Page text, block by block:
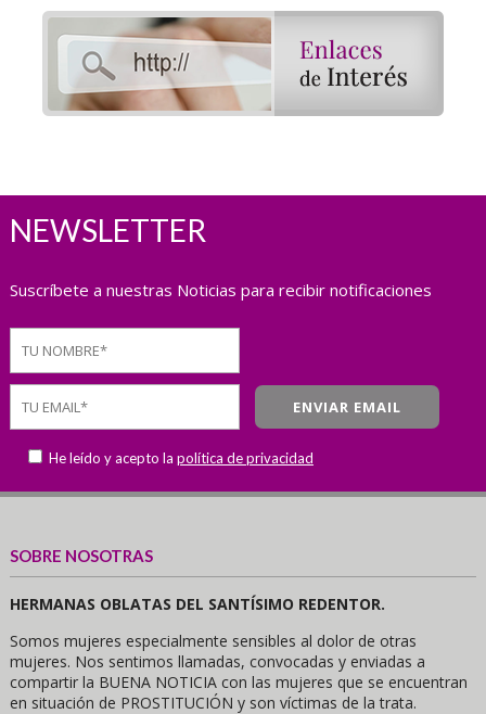
NEWSLETTER
Suscríbete a nuestras Noticias para recibir notificaciones
He leído y acepto la política de privacidad
SOBRE NOSOTRAS
HERMANAS OBLATAS DEL SANTÍSIMO REDENTOR.
Somos mujeres especialmente sensibles al dolor de otras
mujeres. Nos sentimos llamadas, convocadas y enviadas a
compartir la BUENA NOTICIA con las mujeres que se encuentran
en situación de PROSTITUCIÓN y son víctimas de la trata.